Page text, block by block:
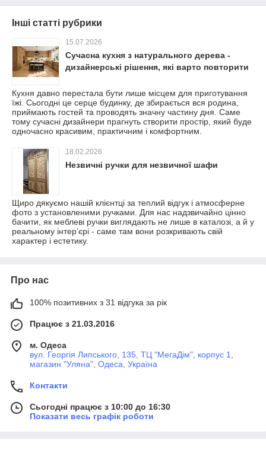
Інші статті рубрики
15.07.2026
Сучасна кухня з натурального дерева -
дизайнерські рішення, які варто повторити
Кухня давно перестала бути лише місцем для приготування
їжі. Сьогодні це серце будинку, де збирається вся родина,
приймають гостей та проводять значну частину дня. Саме
тому сучасні дизайнери прагнуть створити простір, який буде
одночасно красивим, практичним і комфортним.
18.02.2026
Незвичні ручки для незвичної шафи
Щиро дякуємо нашій клієнтці за теплий відгук і атмосферне
фото з установленими ручками. Для нас надзвичайно цінно
бачити, як меблеві ручки виглядають не лише в каталозі, а й у
реальному інтер’єрі - саме там вони розкривають свій
характер і естетику.
Про нас
100% позитивних з 31 відгука за рік
Працює з 21.03.2016
м. Одеса
вул. Георгія Липського, 135, ТЦ "МегаДім", корпус 1,
магазин "Уляна", Одеса, Україна
Контакти
Сьогодні працює з 10:00 до 16:30
Показати весь графік роботи